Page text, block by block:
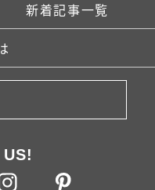
新着記事一覧